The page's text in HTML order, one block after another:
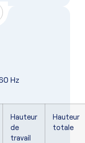
Hz
Hauteur
de
travail
Hauteur
totale